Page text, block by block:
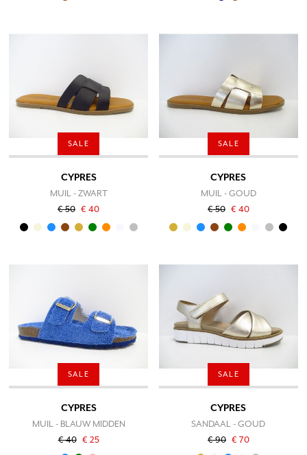
SALE
CYPRES
MUIL - ZWART
€ 50 € 40
SALE
CYPRES
MUIL - GOUD
€ 50 € 40
SALE
CYPRES
MUIL - BLAUW MIDDEN
€ 40 € 25
SALE
CYPRES
SANDAAL - GOUD
€ 90 € 70